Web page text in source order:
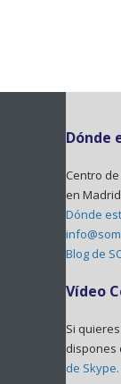
Dónde
Centro
en
Dónde
Blog de
Vídeo
Si
dispones
de Skype.